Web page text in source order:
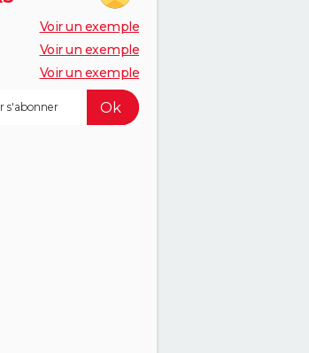
Voir un exemple
Voir un exemple
Voir un exemple